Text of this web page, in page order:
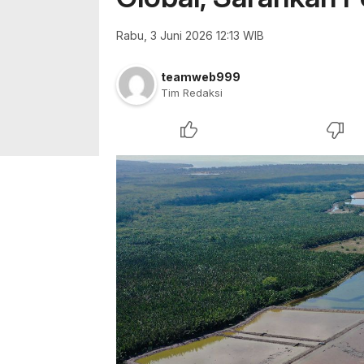
Rabu, 3 Juni 2026 12:13 WIB
teamweb999
Tim Redaksi